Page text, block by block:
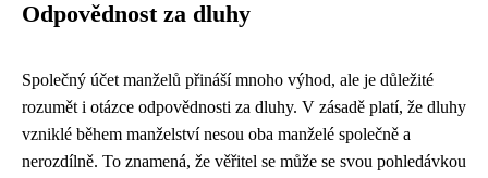
Odpovědnost za dluhy
Společný účet manželů přináší mnoho výhod, ale je důležité
rozumět i otázce odpovědnosti za dluhy. V zásadě platí, že dluhy
vzniklé během manželství nesou oba manželé společně a
nerozdílně. To znamená, že věřitel se může se svou pohledávkou